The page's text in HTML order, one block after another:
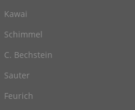
Kawai
Schimmel
C. Bechstein
Sauter
Feurich